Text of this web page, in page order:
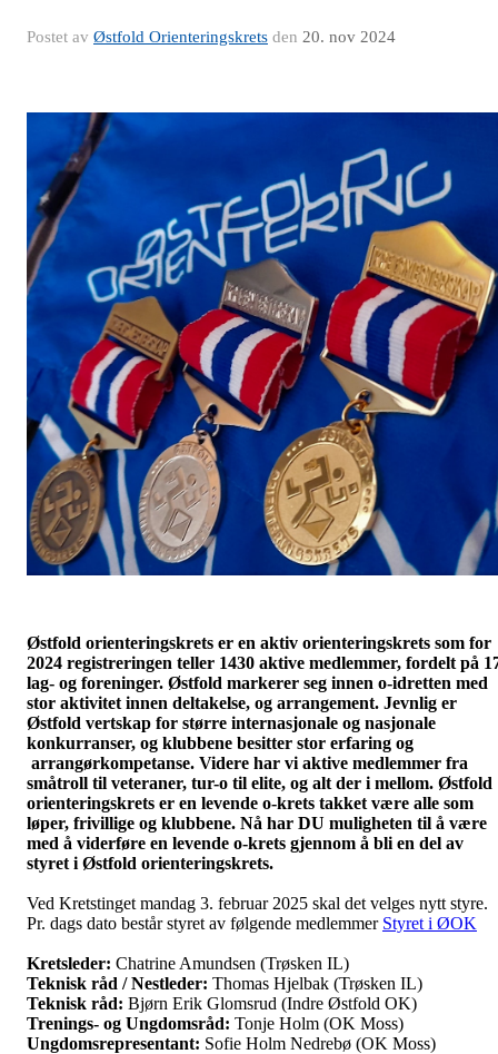
Postet av Østfold Orienteringskrets den 20. nov 2024
Østfold orienteringskrets er en aktiv orienteringskrets som for
2024 registreringen teller 1430 aktive medlemmer, fordelt på
lag- og foreninger. Østfold markerer seg innen o-idretten med
stor aktivitet innen deltakelse, og arrangement. Jevnlig er
Østfold vertskap for større internasjonale og nasjonale
konkurranser, og klubbene besitter stor erfaring og
arrangørkompetanse. Videre har vi aktive medlemmer fra
småtroll til veteraner, tur-o til elite, og alt der i mellom. Østfold
orienteringskrets er en levende o-krets takket være alle som
løper, frivillige og klubbene. Nå har DU muligheten til å være
med å viderføre en levende o-krets gjennom å bli en del av
styret i Østfold orienteringskrets.
Ved Kretstinget mandag 3. februar 2025 skal det velges nytt styre.
Pr. dags dato består styret av følgende medlemmer Styret i ØOK
Kretsleder: Chatrine Amundsen (Trøsken IL)
Teknisk råd / Nestleder: Thomas Hjelbak (Trøsken IL)
Teknisk råd: Bjørn Erik Glomsrud (Indre Østfold OK)
Trenings- og Ungdomsråd: Tonje Holm (OK Moss)
Ungdomsrepresentant: Sofie Holm Nedrebø (OK Moss)